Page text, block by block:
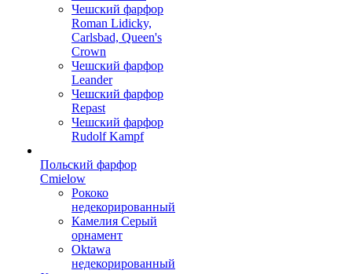
Чешский фарфор
Roman Lidicky,
Carlsbad, Queen's
Crown
Чешский фарфор
Leander
Чешский фарфор
Repast
Чешский фарфор
Rudolf Kampf
Польский фарфор
Сmielow
Рококо
недекорированный
Камелия Серый
орнамент
Oktawa
недекорированный